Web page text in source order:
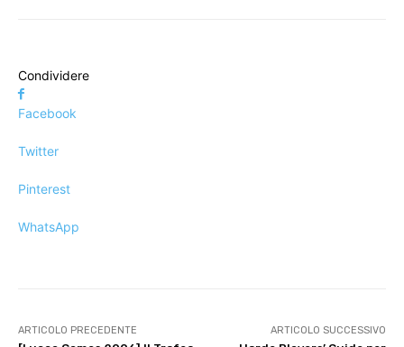
Condividere
Facebook
Twitter
Pinterest
WhatsApp
ARTICOLO PRECEDENTE ARTICOLO SUCCESSIVO